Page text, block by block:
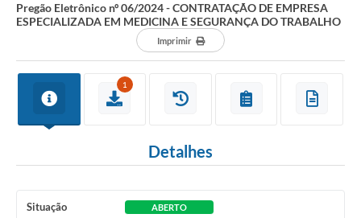
Cidadão
Pregão Eletrônico nº 06/2024 - CONTRATAÇÃO DE EMPRESA
ESPECIALIZADA EM MEDICINA E SEGURANÇA DO TRABALHO
Imprimir
1
Detalhes
Situação ABERTO